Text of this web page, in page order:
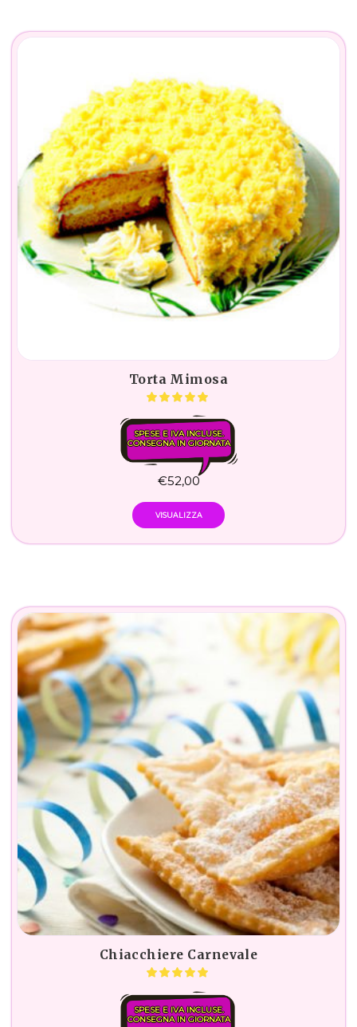
Torta Mimosa
SPESE E IVA INCLUSE.
CONSEGNA IN GIORNATA
€52,00
VISUALIZZA
Chiacchiere Carnevale
SPESE E IVA INCLUSE.
CONSEGNA IN GIORNATA